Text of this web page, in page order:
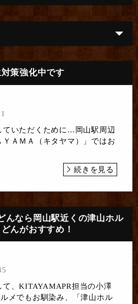
策強化中です
ていただくために…岡山駅周辺
ＡＭＡ（キタヤマ）」では お
続きを見る
んなら岡山駅近くの津山ホル
んがおすすめ！
て、KITAYAMAPR担当の小澤
メでもお馴染み、「津山ホル